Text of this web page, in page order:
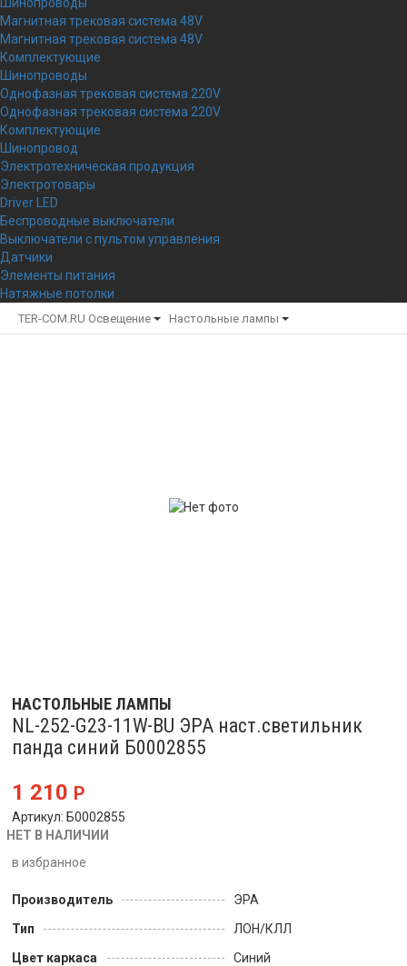
Магнитная трековая система 48V
Магнитная трековая система 48V
Комплектующие
Шинопроводы
Однофазная трековая система 220V
Однофазная трековая система 220V
Комплектующие
Шинопровод
Электротехническая продукция
Электротовары
Driver LED
Беспроводные выключатели
Выключатели с пультом управления
Датчики
Элементы питания
Натяжные потолки
TER-COM.RU Освещение Настольные лампы
НАСТОЛЬНЫЕ ЛАМПЫ
NL-252-G23-11W-BU ЭРА наст.светильник
панда синий Б0002855
1 210 Р
Артикул: Б0002855
НЕТ В НАЛИЧИИ
в избранное
Производитель
ЭРА
Тип
ЛОН/КЛЛ
Цвет каркаса
Синий